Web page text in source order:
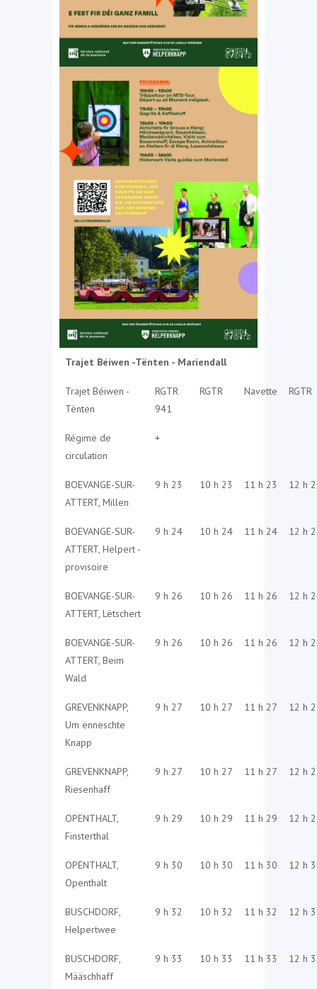
Trajet Béiwen -Tënten - Mariendall
Trajet Béiwen -
Tënten
RGTR
941
RGTR Navette RGTR
Régime de
circulation
+
BOEVANGE-SUR-
ATTERT, Millen
9 h 23 10 h 23 11 h 23 12 h
BOEVANGE-SUR-
ATTERT, Helpert -
provisoire
9 h 24 10 h 24 11 h 24 12 h
BOEVANGE-SUR-
ATTERT, Lëtschert
9 h 26 10 h 26 11 h 26 12 h
BOEVANGE-SUR-
ATTERT, Beim
Wald
9 h 26 10 h 26 11 h 26 12 h
GREVENKNAPP,
Um ënneschte
Knapp
9 h 27 10 h 27 11 h 27 12 h
GREVENKNAPP,
Riesenhaff
9 h 27 10 h 27 11 h 27 12 h
OPENTHALT,
Finsterthal
9 h 29 10 h 29 11 h 29 12 h
OPENTHALT,
Openthalt
9 h 30 10 h 30 11 h 30 12 h
BUSCHDORF,
Helpertwee
9 h 32 10 h 32 11 h 32 12 h
BUSCHDORF,
Määschhaff
9 h 33 10 h 33 11 h 33 12 h